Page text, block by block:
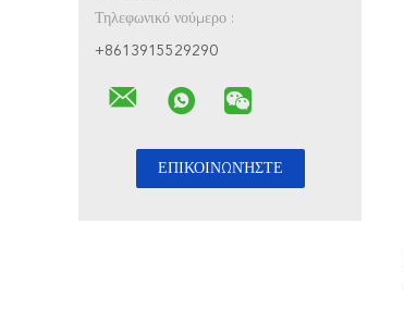
Τηλεφωνικό νούμερο :
+8613915529290